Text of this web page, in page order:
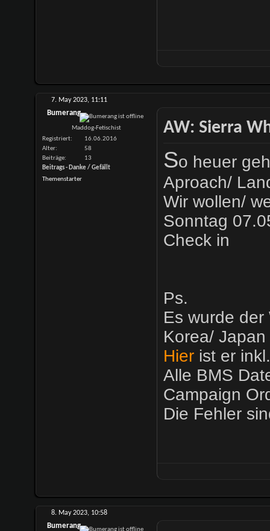
7. May 2023, 11:11
Bumerang
Maddog-Fetischist
Registriert
16.06.2016
Alter
58
Beiträge
13
Beitrags - Danke / Gefällt
Themenstarter
AW: Sierra
So heuer
Aproach/
Wir wollen/
Sonntag
Check in
Ps.
Es wurde
Korea/
Hierist er
Alle BMS
Campaign
Die Fehler
8. May 2023, 10:58
Bumerang